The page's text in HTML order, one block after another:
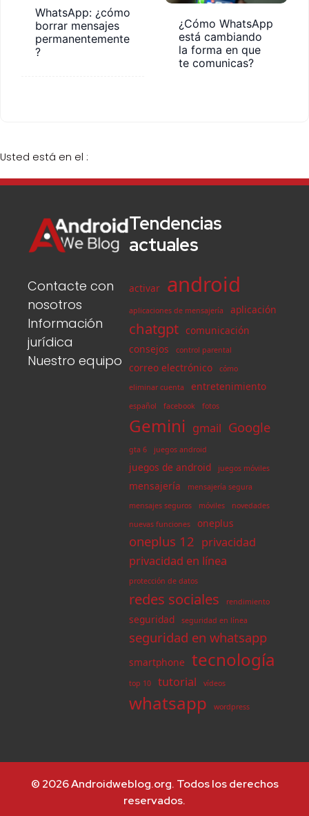
WhatsApp: ¿cómo
borrar mensajes
permanentemente
?
¿Cómo WhatsApp
está cambiando
la forma en que
te comunicas?
Usted está en el :
Contacte con
nosotros
Información
jurídica
Nuestro equipo
Tendencias
actuales
activar android
aplicaciones de mensajería aplicación
chatgpt comunicación
consejos
control parental
correo electrónico
cómo
eliminar cuenta
entretenimiento
español facebook fotos
Gemini gmail Google
gta 6 juegos android
juegos de android juegos móviles
mensajería
mensajería segura
mensajes seguros
móviles
novedades
nuevas funciones
oneplus
oneplus 12 privacidad
privacidad en línea
protección de datos
redes sociales rendimiento
seguridad seguridad en línea
seguridad en whatsapp
smartphone tecnología
top 10 tutorial vídeos
whatsapp wordpress
© 2026 Androidweblog.org. Todos los derechos
reservados.